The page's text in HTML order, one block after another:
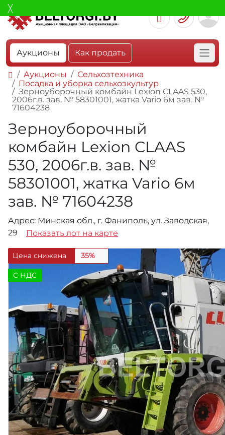
Аукционы Как продать
Аукционы
Сельхозтехника
Посадка и уборка сельхозкультур
Зерноуборочный комбайн Lexion CLAAS 530,
2006г.в. зав. № 58301001, жатка Vario 6м зав. №
71604238
Зерноуборочный
комбайн Lexion CLAAS
530, 2006г.в. зав. №
58301001, жатка Vario 6м
зав. № 71604238
Адрес: Минская обл., г. Фаниполь, ул. Заводская,
29
Показать лот на карте
Цена снижена 35%
C НДС